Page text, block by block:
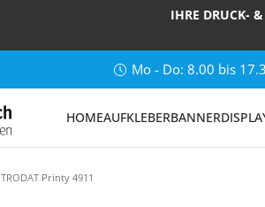
IHRE DRUCK-
Mo - Do: 8.00 bis
HOMEAUFKLEBERBANNER
TRODAT Printy 4911